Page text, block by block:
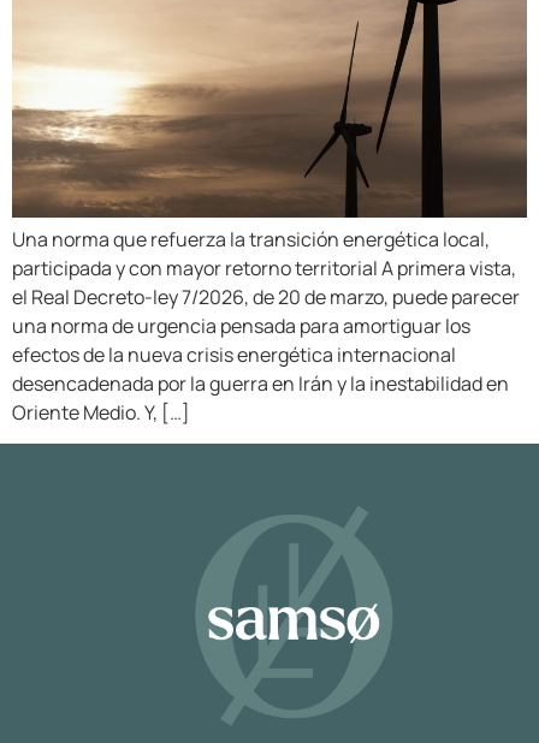
Una norma que refuerza la transición energética local,
participada y con mayor retorno territorial A primera vista,
el Real Decreto-ley 7/2026, de 20 de marzo, puede parecer
una norma de urgencia pensada para amortiguar los
efectos de la nueva crisis energética internacional
desencadenada por la guerra en Irán y la inestabilidad en
Oriente Medio. Y, […]